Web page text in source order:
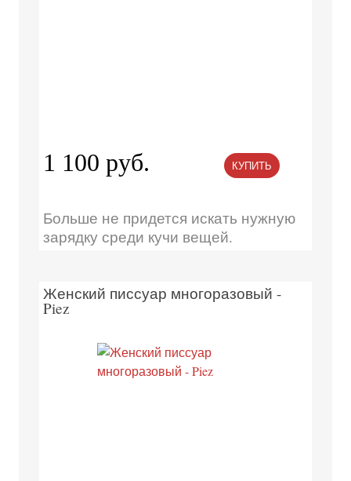
1 100 руб. КУПИТЬ
Больше не придется искать нужную
зарядку среди кучи вещей.
Женский писсуар многоразовый -
Piez